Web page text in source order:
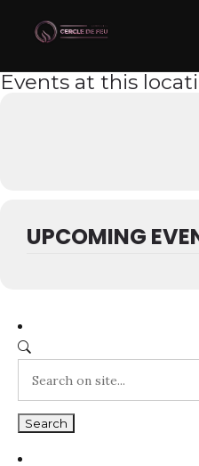
Events at this
UPCOMING